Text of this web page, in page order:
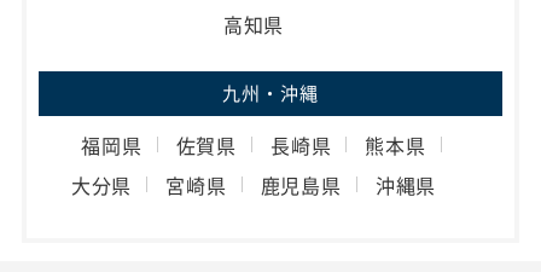
高知県
九州・沖縄
福岡県 佐賀県 長崎県
熊本県
大分県
宮崎県 鹿児島県 沖縄県